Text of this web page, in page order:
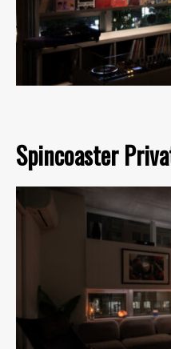
Spincoaster